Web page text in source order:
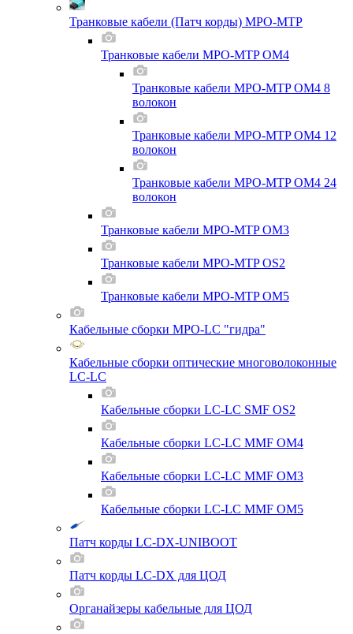
Транковые кабели (Патч корды) MPO-MTP
Транковые кабели MPO-MTP OM4
Транковые кабели MPO-MTP OM4 8
волокон
Транковые кабели MPO-MTP OM4 12
волокон
Транковые кабели MPO-MTP OM4 24
волокон
Транковые кабели MPO-MTP OM3
Транковые кабели MPO-MTP OS2
Транковые кабели MPO-MTP OM5
Кабельные сборки MPO-LC "гидра"
Кабельные сборки оптические многоволоконные
LC-LC
Кабельные сборки LC-LC SMF OS2
Кабельные сборки LC-LC MMF OM4
Кабельные сборки LC-LC MMF OM3
Кабельные сборки LC-LC MMF OM5
Патч корды LC-DX-UNIBOOT
Патч корды LC-DX для ЦОД
Органайзеры кабельные для ЦОД